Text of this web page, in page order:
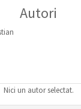
Autori
Nici un autor selectat.